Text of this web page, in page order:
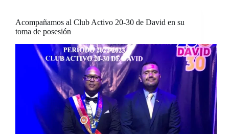
Acompañamos al Club Activo 20-30 de David en su
toma de posesión